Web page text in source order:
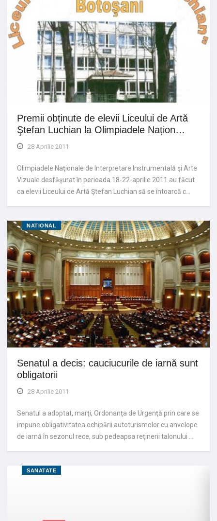
Premii obținute de elevii Liceului de Artă
Ştefan Luchian la Olimpiadele Națion…
28 Aprilie 2011
Olimpiadele Naţionale de Interpretare Instrumentală şi Arte
Vizuale desfăşurat în perioada 18-22-aprilie 2011 au făcut
ca elevii Liceului de Artă Ştefan Luchian să se întoarcă c…
NATIONAL
Senatul a decis: cauciucurile de iarnă sunt
obligatorii
28 Aprilie 2011
Senatul a adoptat, marţi, Ordonanţa de Urgenţă prin care se
impune obligativitatea echipării autoturismelor cu anvelope
de iarnă în sezonul rece, sub pedeapsa reţinerii talonului …
SANATATE